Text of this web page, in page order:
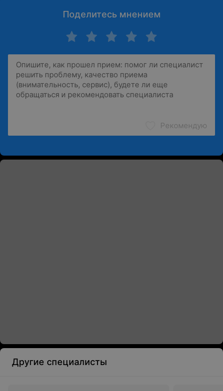
Поделитесь мнением
Рекомендую
Другие специалисты